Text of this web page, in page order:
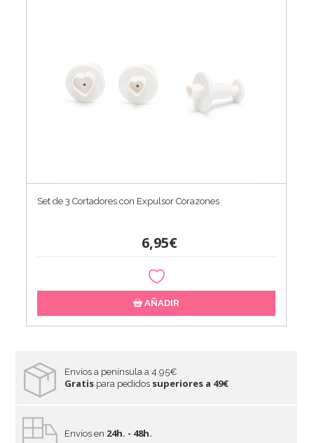
Set de 3 Cortadores con Expulsor Corazones
6,95€
AÑADIR
Envíos a península a 4.95€
Gratis para pedidos superiores a 49€
Envíos en 24h. - 48h.